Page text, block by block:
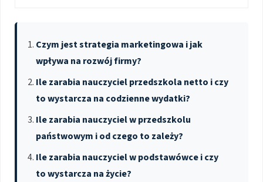
Czym jest strategia marketingowa i jak
wpływa na rozwój firmy?
Ile zarabia nauczyciel przedszkola netto i czy
to wystarcza na codzienne wydatki?
Ile zarabia nauczyciel w przedszkolu
państwowym i od czego to zależy?
Ile zarabia nauczyciel w podstawówce i czy
to wystarcza na życie?